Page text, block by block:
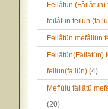
Feilâtün (Fâilâtün)
feilâtün feilün
Feilâtün mefâilün
Feilâtün(Fâilâtün)
feilün(fa’lün) (4)
Mef’ùlü fâilâtü
(20)